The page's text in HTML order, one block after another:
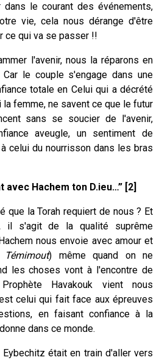
dans le courant des événements,
vie, cela nous dérange d'être
ce qui va se passer !!
l'avenir, nous la réparons en
Car le couple s'engage dans une
totale en Celui qui a décrété
la femme, ne savent ce que le futur
sans se soucier de l'avenir,
aveugle, un sentiment de
celui du nourrisson dans les bras
Hachem ton D.ieu…” [2]
que la Torah requiert de nous ? Et
il s'agit de la qualité suprême
nous envoie avec amour et
Témimout) même quand on ne
les choses vont à l'encontre de
Havakouk vient nous
celui qui fait face aux épreuves
en faisant confiance à la
dans ce monde.
Eybechitz était en train d'aller vers